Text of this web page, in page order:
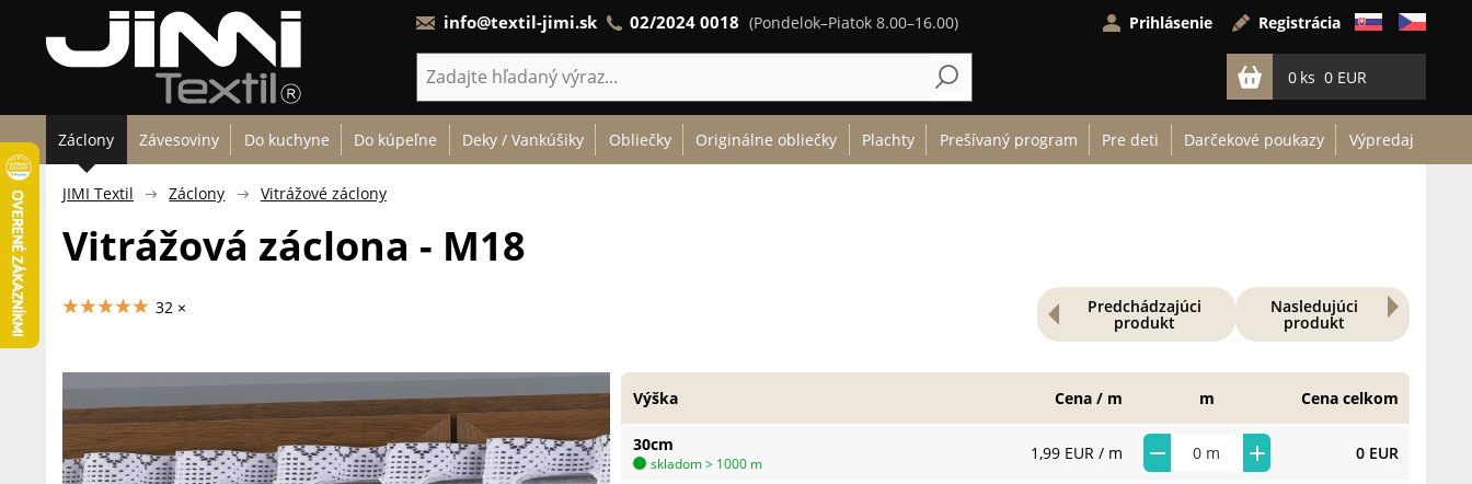
info@textil-jimi.sk 02/2024 0018 (Pondelok–Piatok 8.00–16.00) Prihlásenie Registrácia
0 0 EUR
Záclony Závesoviny Do kuchyne Do kúpeľne Deky / Vankúšiky Obliečky Originálne obliečky Plachty Prešívaný program Pre deti Darčekové poukazy Výpredaj
JIMI Textil Záclony Vitrážové záclony
32 × Predchádzajúci
produkt
Nasledujúci
produkt
Vitrážová záclona - M18
30cm 1,99 EUR / m 0 EUR
skladom > 1000 m
Výška Cena / m m Cena celkom